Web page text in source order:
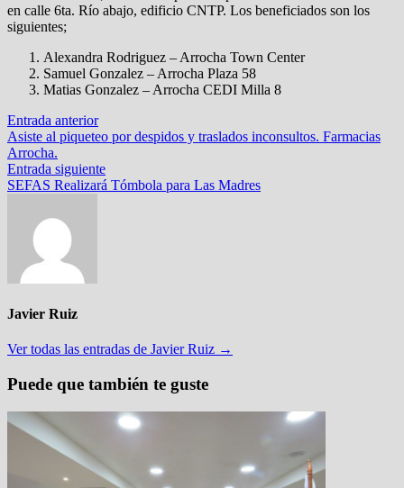
en calle 6ta. Río abajo, edificio CNTP. Los beneficiados son los
siguientes;
Alexandra Rodriguez – Arrocha Town Center
Samuel Gonzalez – Arrocha Plaza 58
Matias Gonzalez – Arrocha CEDI Milla 8
Navegación
de
entradas
Entrada anteriorEntrada
anterior:
Asiste al piqueteo por despidos y traslados inconsultos. Farmacias
Arrocha.
Entrada siguienteEntrada
siguiente:
SEFAS Realizará Tómbola para Las Madres
Javier Ruiz
Ver todas las entradas de Javier Ruiz →
Puede que también te guste